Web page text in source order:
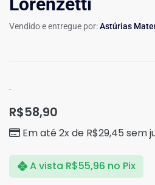
Vendido e entregue por:Astúrias
.
R$58,90
Em até 2x de R$29,45 sem
A vista R$55,96 no Pix